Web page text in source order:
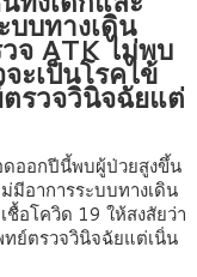
บทางเดิน
จ ATK ไม่พบ
ะเป็นโรคไข้
รวจวินิจฉัยแต่
ดออกปีนี้พบผู้ป่วยสูงขึ้น
มีอาการระบบทางเดิน
ชื้อโควิด 19 ให้สงสัยว่า
ย์ตรวจวินิจฉัยแต่เนิ่น